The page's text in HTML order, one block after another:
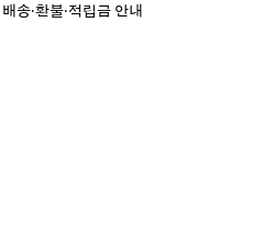
배송‧환불‧적립금 안내